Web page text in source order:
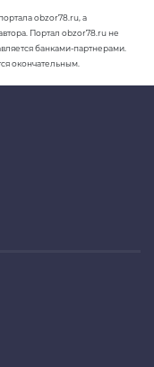
obzor78.ru, а
Портал obzor78.ru не
банками-партнерами.
окончательным.